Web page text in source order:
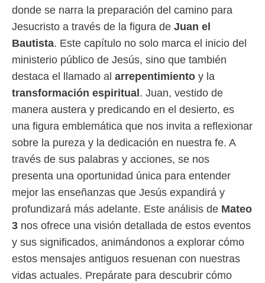
donde se narra la preparación del camino para
Jesucristo a través de la figura de Juan el
Bautista. Este capítulo no solo marca el inicio del
ministerio público de Jesús, sino que también
destaca el llamado al arrepentimiento y la
transformación espiritual. Juan, vestido de
manera austera y predicando en el desierto, es
una figura emblemática que nos invita a reflexionar
sobre la pureza y la dedicación en nuestra fe. A
través de sus palabras y acciones, se nos
presenta una oportunidad única para entender
mejor las enseñanzas que Jesús expandirá y
profundizará más adelante. Este análisis de Mateo
3 nos ofrece una visión detallada de estos eventos
y sus significados, animándonos a explorar cómo
estos mensajes antiguos resuenan con nuestras
vidas actuales. Prepárate para descubrir cómo